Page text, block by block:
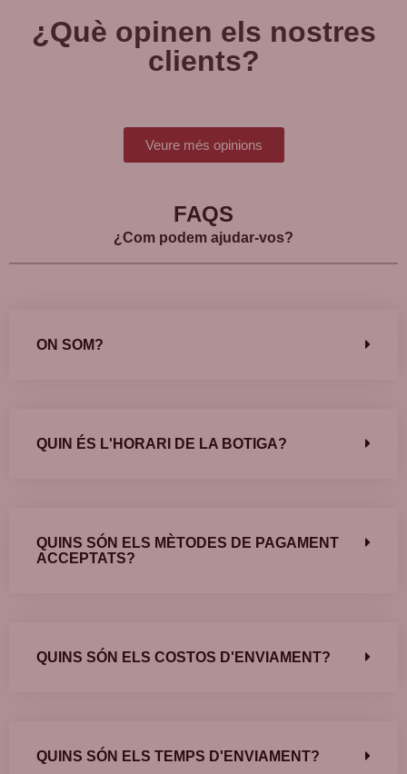
¿Què opinen els nostres
clients?
Veure més opinions
FAQS
¿Com podem ajudar-vos?
ON SOM?
QUIN ÉS L'HORARI DE LA BOTIGA?
QUINS SÓN ELS MÈTODES DE PAGAMENT
ACCEPTATS?
QUINS SÓN ELS COSTOS D'ENVIAMENT?
QUINS SÓN ELS TEMPS D'ENVIAMENT?